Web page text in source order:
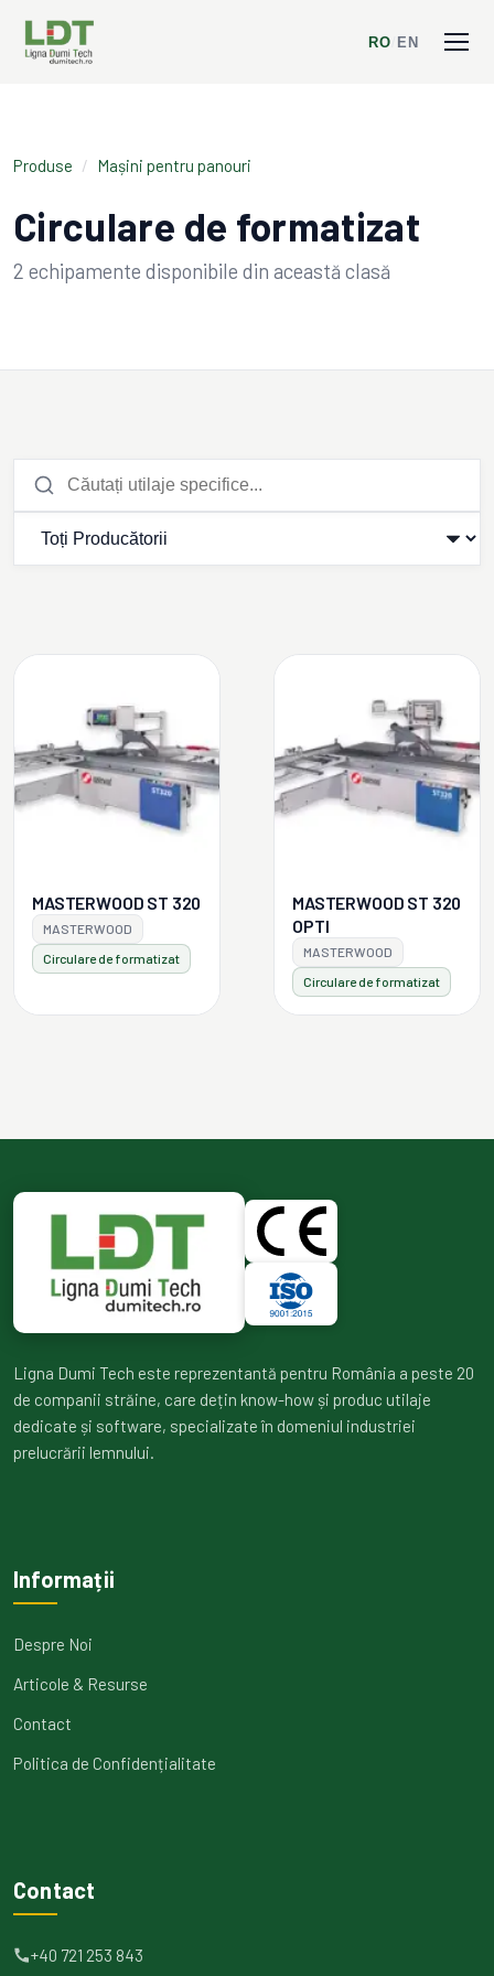
RO EN
Produse / Mașini pentru panouri
Circulare de formatizat
2 echipamente disponibile din această clasă
MASTERWOOD ST 320
MASTERWOOD
Circulare de formatizat
MASTERWOOD ST 320
OPTI
MASTERWOOD
Circulare de formatizat
Ligna Dumi Tech este reprezentantă pentru România a peste 20
de companii străine, care dețin know-how și produc utilaje
dedicate și software, specializate în domeniul industriei
prelucrării lemnului.
Informații
Despre Noi
Articole & Resurse
Contact
Politica de Confidențialitate
Contact
+40 721 253 843